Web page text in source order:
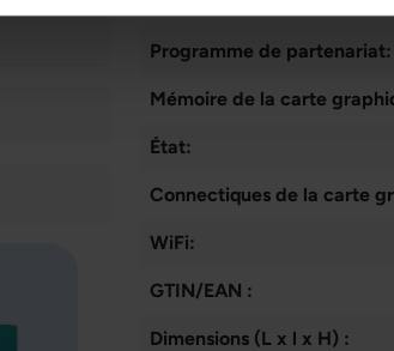
Programme de partenariat:
Mémoire de la carte
État:
Connectiques de la carte
WiFi:
GTIN/EAN :
Dimensions (L x l x H) :